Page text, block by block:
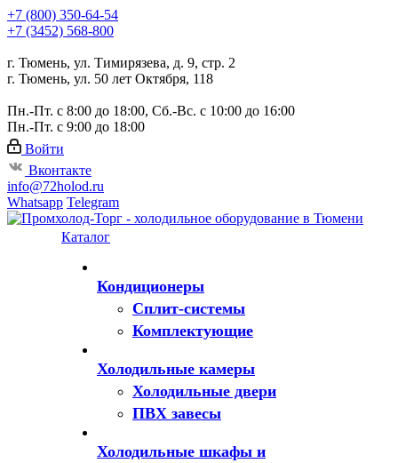
+7 (800) 350-64-54
+7 (3452) 568-800
г. Тюмень, ул. Тимирязева, д. 9, стр. 2
г. Тюмень, ул. 50 лет Октября, 118
Пн.-Пт. с 8:00 до 18:00, Сб.-Вс. с 10:00 до 16:00
Пн.-Пт. с 9:00 до 18:00
Войти
Вконтакте
info@72holod.ru
Whatsapp Telegram
Каталог
Кондиционеры
Сплит-системы
Комплектующие
Холодильные камеры
Холодильные двери
ПВХ завесы
Холодильные шкафы и